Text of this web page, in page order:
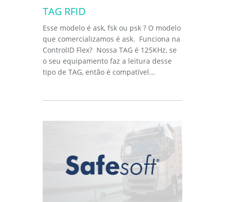
TAG RFID
Esse modelo é ask, fsk ou psk ? O modelo
que comercializamos é ask. Funciona na
ControlID Flex? Nossa TAG é 125KHz, se
o seu equipamento faz a leitura desse
tipo de TAG, então é compatível...